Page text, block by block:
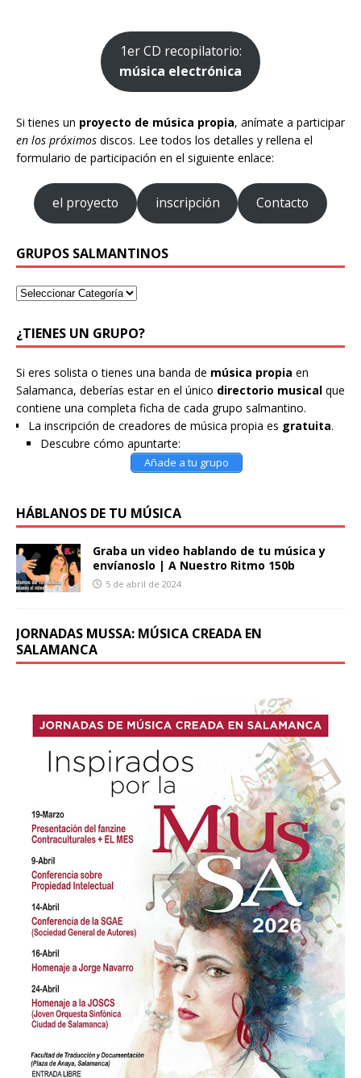
1er CD recopilatorio:
música electrónica
Si tienes un proyecto de música propia, anímate a participar
en los próximos discos. Lee todos los detalles y rellena el
formulario de participación en el siguiente enlace:
el proyecto inscripción Contacto
GRUPOS SALMANTINOS
¿TIENES UN GRUPO?
Si eres solista o tienes una banda de música propia en
Salamanca, deberías estar en el único directorio musical que
contiene una completa ficha de cada grupo salmantino.
La inscripción de creadores de música propia es gratuita.
Descubre cómo apuntarte:
Añade a tu grupo
HÁBLANOS DE TU MÚSICA
Graba un video hablando de tu música y
envíanoslo | A Nuestro Ritmo 150b
5 de abril de 2024
JORNADAS MUSSA: MÚSICA CREADA EN
SALAMANCA